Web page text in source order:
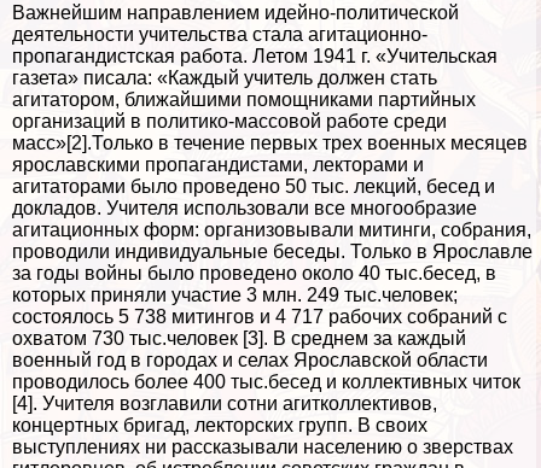
Важнейшим направлением идейно-политической
деятельности учительства стала агитационно-
пропагандистская работа. Летом 1941 г. «Учительская
газета» писала: «Каждый учитель должен стать
агитатором, ближайшими помощниками партийных
организаций в политико-массовой работе среди
масс»[2].Только в течение первых трех военных месяцев
ярославскими пропагандистами, лекторами и
агитаторами было проведено 50 тыс. лекций, бесед и
докладов. Учителя использовали все многообразие
агитационных форм: организовывали митинги, собрания,
проводили индивидуальные беседы. Только в Ярославле
за годы войны было проведено около 40 тыс.бесед, в
которых приняли участие 3 млн. 249 тыс.человек;
состоялось 5 738 митингов и 4 717 рабочих собраний с
охватом 730 тыс.человек [3]. В среднем за каждый
военный год в городах и селах Ярославской области
проводилось более 400 тыс.бесед и коллективных читок
[4]. Учителя возглавили сотни агитколлективов,
концертных бригад, лекторских групп. В своих
выступлениях ни рассказывали населению о зверствах